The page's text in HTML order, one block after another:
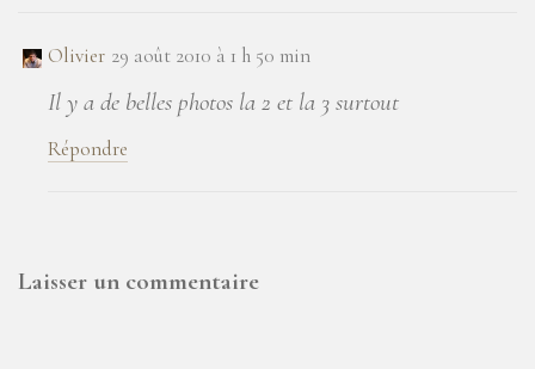
Olivier 29 août 2010 à 1 h 50 min
Il y a de belles photos la 2 et la 3 surtout
Répondre
Laisser un commentaire